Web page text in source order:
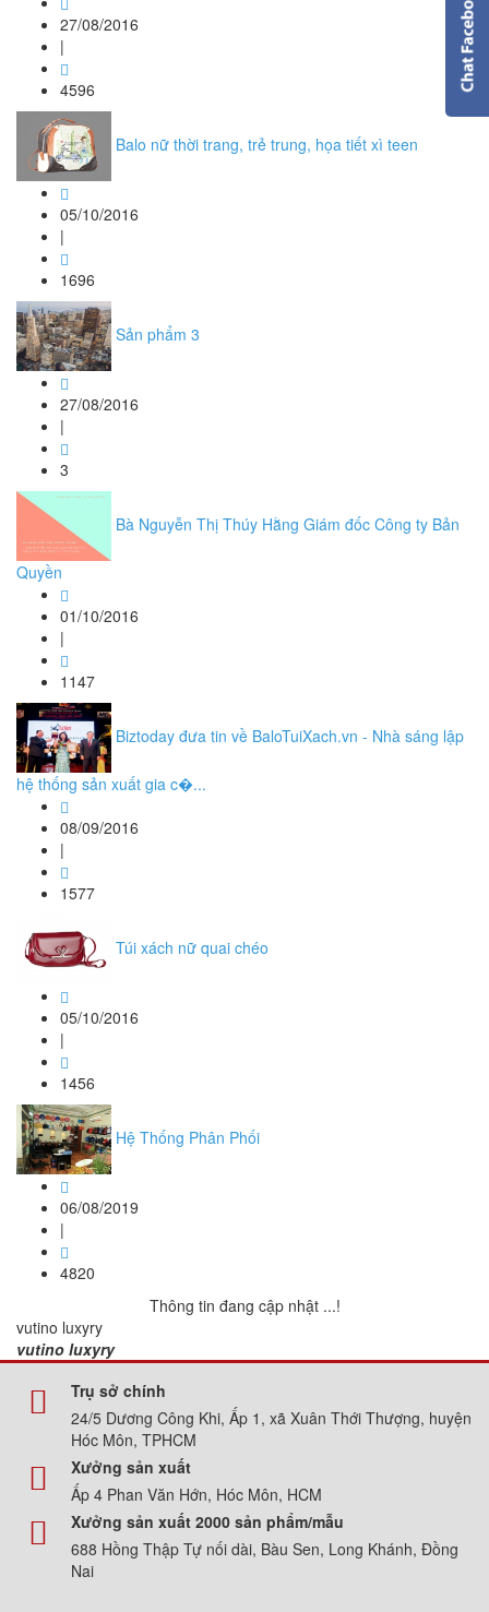
27/08/2016
|
4596
Balo nữ thời trang, trẻ trung, họa tiết xì teen
05/10/2016
|
1696
Sản phẩm 3
27/08/2016
|
3
Bà Nguyễn Thị Thúy Hằng Giám đốc Công ty Bản
Quyền
01/10/2016
|
1147
Biztoday đưa tin về BaloTuiXach.vn - Nhà sáng lập
hệ thống sản xuất gia c�...
08/09/2016
|
1577
Túi xách nữ quai chéo
05/10/2016
|
1456
Hệ Thống Phân Phối
06/08/2019
|
4820
Thông tin đang cập nhật ...!
vutino luxyry
vutino luxyry
Trụ sở chính
24/5 Dương Công Khi, Ấp 1, xã Xuân Thới Thượng, huyện
Hóc Môn, TPHCM
Xưởng sản xuất
Ấp 4 Phan Văn Hớn, Hóc Môn, HCM
Xưởng sản xuất 2000 sản phẩm/mẫu
688 Hồng Thập Tự nối dài, Bàu Sen, Long Khánh, Đồng
Nai